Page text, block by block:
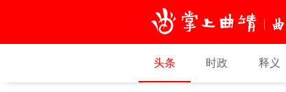
头条 时政 释义